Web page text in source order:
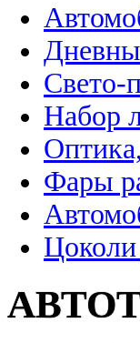
Свето-
Набор
Фары